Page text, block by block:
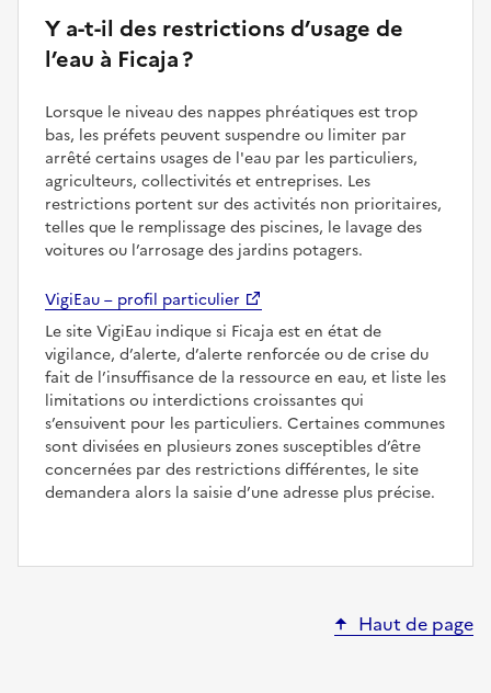
Y a-t-il des restrictions d’usage de
l’eau à Ficaja ?
Lorsque le niveau des nappes phréatiques est trop
bas, les préfets peuvent suspendre ou limiter par
arrêté certains usages de l'eau par les particuliers,
agriculteurs, collectivités et entreprises. Les
restrictions portent sur des activités non prioritaires,
telles que le remplissage des piscines, le lavage des
voitures ou l’arrosage des jardins potagers.
VigiEau – profil particulier
Le site VigiEau indique si Ficaja est en état de
vigilance, d’alerte, d’alerte renforcée ou de crise du
fait de l’insuffisance de la ressource en eau, et liste les
limitations ou interdictions croissantes qui
s’ensuivent pour les particuliers. Certaines communes
sont divisées en plusieurs zones susceptibles d’être
concernées par des restrictions différentes, le site
demandera alors la saisie d’une adresse plus précise.
Haut de page